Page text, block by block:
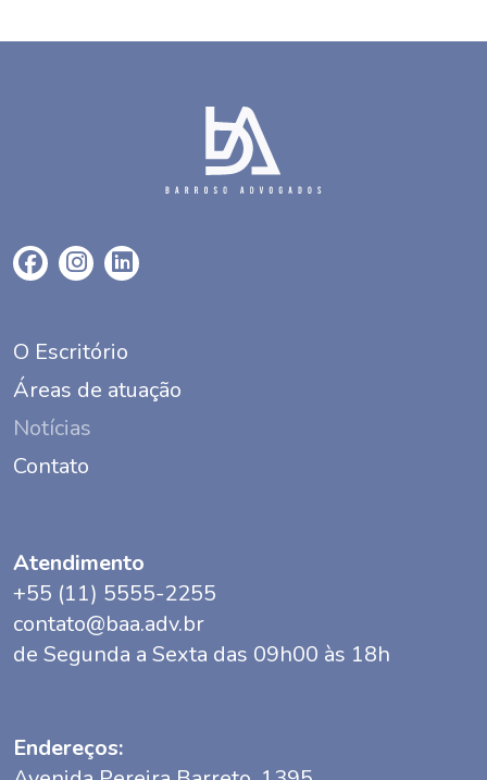
O Escritório
Áreas de atuação
Notícias
Contato
Atendimento
+55 (11) 5555-2255
contato@baa.adv.br
de Segunda a Sexta das 09h00 às 18h
Endereços: